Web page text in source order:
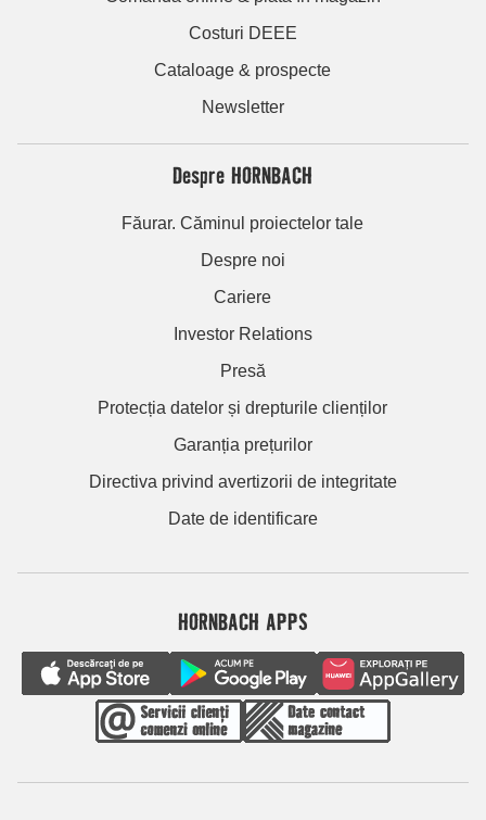
Costuri DEEE
Cataloage & prospecte
Newsletter
Despre HORNBACH
Făurar. Căminul proiectelor tale
Despre noi
Cariere
Investor Relations
Presă
Protecția datelor și drepturile clienților
Garanția prețurilor
Directiva privind avertizorii de integritate
Date de identificare
HORNBACH APPS